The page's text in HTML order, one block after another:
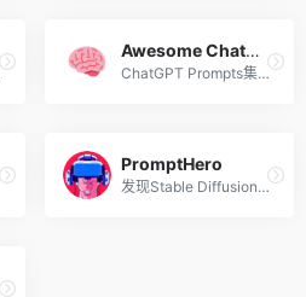
Awesome ChatGPT Prompts
ChatGPT Prompts集合
PromptHero
发现Stable Diffusion、ChatGPT和Midjourney的提示用语